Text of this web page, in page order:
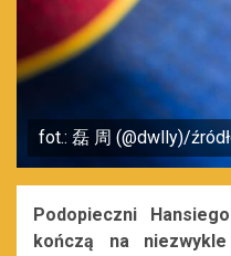
fot.: 磊 周 (@dwlly)/
Podopieczni
kończą na